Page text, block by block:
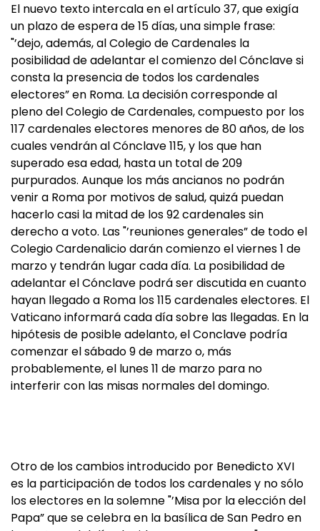
El nuevo texto intercala en el artículo 37, que exigía
un plazo de espera de 15 días, una simple frase:
"’dejo, además, al Colegio de Cardenales la
posibilidad de adelantar el comienzo del Cónclave si
consta la presencia de todos los cardenales
electores” en Roma. La decisión corresponde al
pleno del Colegio de Cardenales, compuesto por los
117 cardenales electores menores de 80 años, de los
cuales vendrán al Cónclave 115, y los que han
superado esa edad, hasta un total de 209
purpurados. Aunque los más ancianos no podrán
venir a Roma por motivos de salud, quizá puedan
hacerlo casi la mitad de los 92 cardenales sin
derecho a voto. Las "’reuniones generales” de todo el
Colegio Cardenalicio darán comienzo el viernes 1 de
marzo y tendrán lugar cada día. La posibilidad de
adelantar el Cónclave podrá ser discutida en cuanto
hayan llegado a Roma los 115 cardenales electores. El
Vaticano informará cada día sobre las llegadas. En la
hipótesis de posible adelanto, el Conclave podría
comenzar el sábado 9 de marzo o, más
probablemente, el lunes 11 de marzo para no
interferir con las misas normales del domingo.
Otro de los cambios introducido por Benedicto XVI
es la participación de todos los cardenales y no sólo
los electores en la solemne "’Misa por la elección del
Papa” que se celebra en la basílica de San Pedro en